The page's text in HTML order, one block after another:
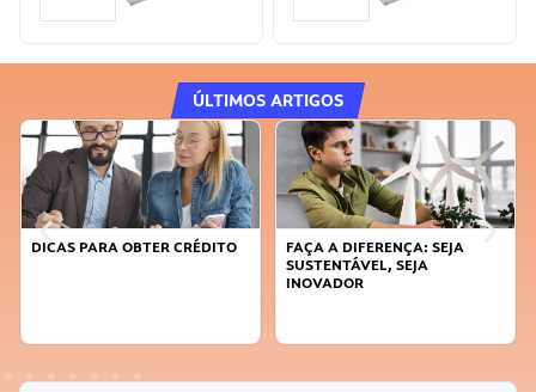
ÚLTIMOS ARTIGOS
DICAS PARA OBTER CRÉDITO
FAÇA A DIFERENÇA: SEJA
SUSTENTÁVEL, SEJA
INOVADOR